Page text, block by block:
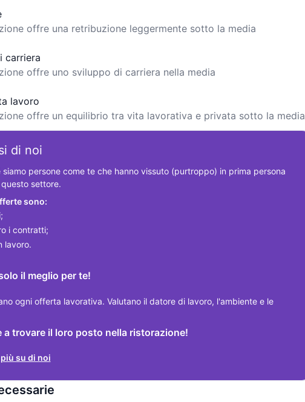
offre una retribuzione leggermente sotto la media
carriera
offre uno sviluppo di carriera nella media
lavoro
offre un equilibrio tra vita lavorativa e privata sotto la media
di noi
persone come te che hanno vissuto (purtroppo) in prima persona
settore.
sono:
i contratti;
lavoro.
il meglio per te!
ogni offerta lavorativa. Valutano il datore di lavoro, l'ambiente e le
a trovare il loro posto nella ristorazione!
su di noi